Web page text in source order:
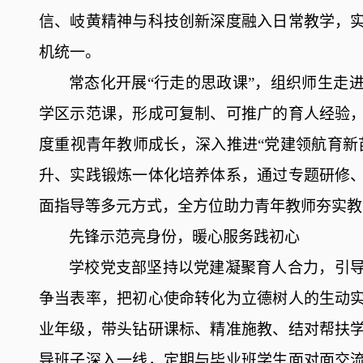
信、岐黄精神与科技创新深度融入日常教学，
机统一。
常态化开展“行走的思政课”， 组织师生走
学区示范课，形成可复制、可推广的育人经验
度重视青年教师成长，深入推进“党建领航育
升、实践锻炼一体化培养体系，通过专题研修
面指导等多元方式，全方位助力青年教师夯实
先锋示范亮身份，暖心服务践初心
学校党支部坚持以党建凝聚育人合力，引
争当表率，把初心使命转化为立德树人的生动
业年级，带头钻研课标、精准施教、结对帮扶